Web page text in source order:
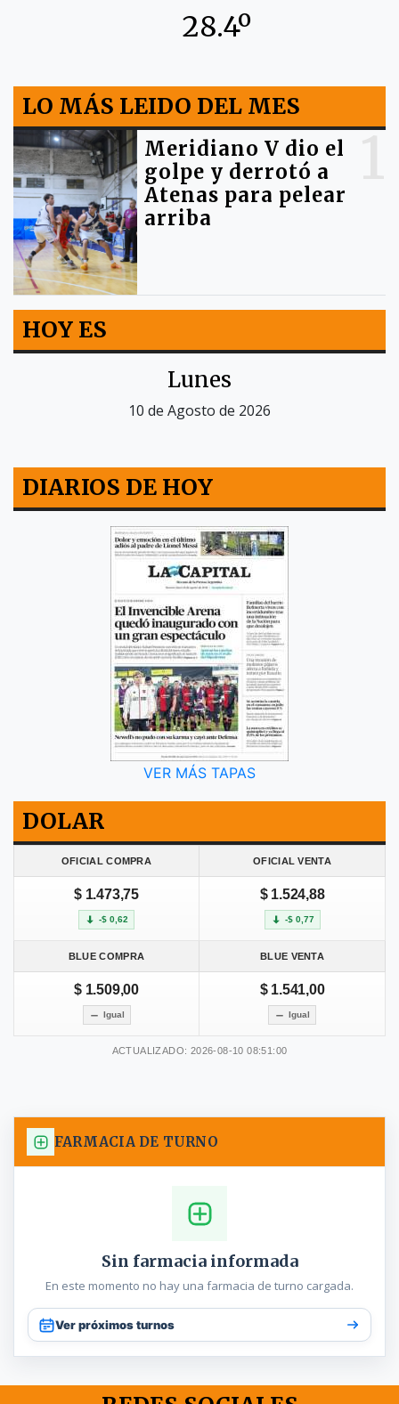
28.4º
LO MÁS LEIDO DEL MES
Meridiano V dio el
golpe y derrotó a
Atenas para pelear
arriba
HOY ES
Lunes
10 de Agosto de 2026
DIARIOS DE HOY
VER MÁS TAPAS
DOLAR
OFICIAL COMPRA OFICIAL VENTA
$ 1.473,75
-$ 0,62
$ 1.524,88
-$ 0,77
BLUE COMPRA BLUE VENTA
$ 1.509,00
Igual
$ 1.541,00
Igual
ACTUALIZADO: 2026-08-10 08:51:00
FARMACIA DE TURNO
Sin farmacia informada
En este momento no hay una farmacia de turno cargada.
Ver próximos turnos